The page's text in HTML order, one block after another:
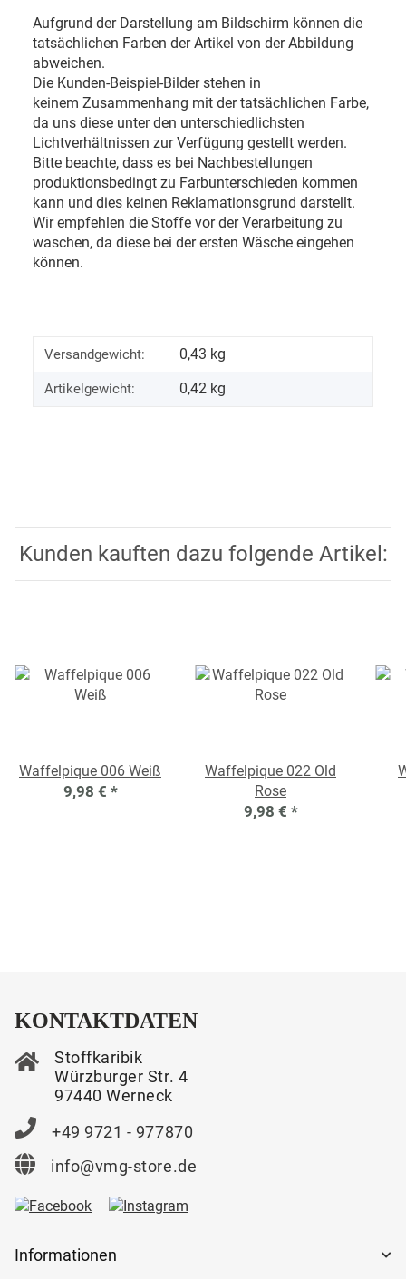
Aufgrund der Darstellung am Bildschirm können die
tatsächlichen Farben der Artikel von der Abbildung
abweichen.
Die Kunden-Beispiel-Bilder stehen in
keinem Zusammenhang mit der tatsächlichen Farbe,
da uns diese unter den unterschiedlichsten
Lichtverhältnissen zur Verfügung gestellt werden.
Bitte beachte, dass es bei Nachbestellungen
produktionsbedingt zu Farbunterschieden kommen
kann und dies keinen Reklamationsgrund darstellt.
Wir empfehlen die Stoffe vor der Verarbeitung zu
waschen, da diese bei der ersten Wäsche eingehen
können.
Versandgewicht: 0,43 kg
Artikelgewicht: 0,42 kg
Kunden kauften dazu folgende Artikel:
Waffelpique 006 Weiß
9,98 € *
Waffelpique 022 Old
Rose
9,98 € *
KONTAKTDATEN
Stoffkaribik
Würzburger Str. 4
97440 Werneck
+49 9721 - 977870
info@vmg-store.de
Informationen